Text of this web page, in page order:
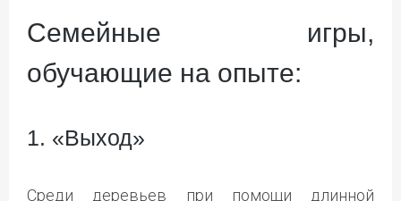
Семейные игры,
обучающие на опыте:
1. «Выход»
Среди деревьев при помощи длинной